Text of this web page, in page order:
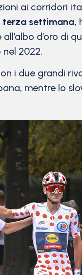
ai corridori
settimana,
d’oro di
nel 2022.
i due grandi
mentre lo